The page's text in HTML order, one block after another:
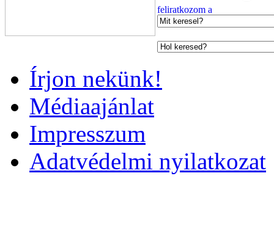
Írjon nekünk!
Médiaajánlat
Impresszum
Adatvédelmi nyilatkozat